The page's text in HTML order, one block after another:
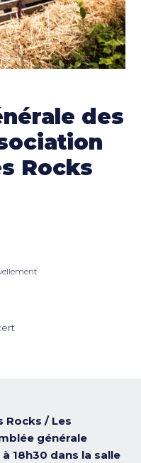
des
Rocks
Rocks / Les
générale
18h30 dans la salle